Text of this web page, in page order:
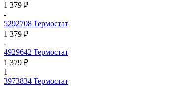
1 379 ₽
-
5292708 Термостат
1 379 ₽
-
4929642 Термостат
1 379 ₽
1
3973834 Термостат